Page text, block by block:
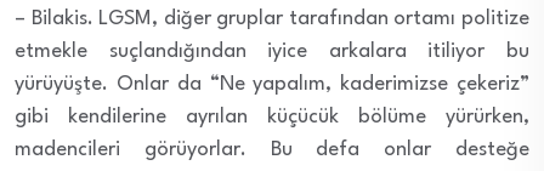
– Bilakis. LGSM, diğer gruplar tarafından ortamı politize
etmekle suçlandığından iyice arkalara itiliyor bu
yürüyüşte. Onlar da “Ne yapalım, kaderimizse çekeriz”
gibi kendilerine ayrılan küçücük bölüme yürürken,
madencileri görüyorlar. Bu defa onlar desteğe